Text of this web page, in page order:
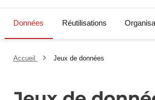
Données Réutilisations
Accueil Jeux de données